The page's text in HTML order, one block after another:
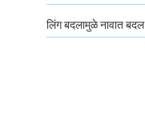
लिंग बदलामुळे नावात बदल